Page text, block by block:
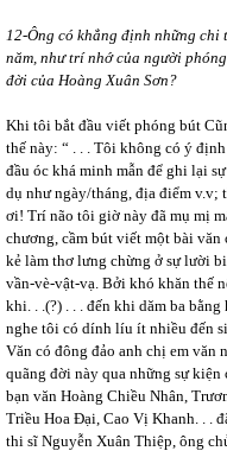
12-Ông có khẳng định những chi
năm, như trí nhớ của người
đời của Hoàng Xuân Sơn?
Khi tôi bắt đầu viết phóng bút
thế này: “ . . . Tôi không có ý
đầu óc khá minh mẫn để ghi lại
dụ như ngày/tháng, địa điểm v.v;
ơi! Trí não tôi giờ này đã mụ mị
chương, cầm bút viết một bài
kẻ làm thơ lưng chừng ở sự lười
vần-vè-vật-vạ. Bởi khó khăn thế
khi. . .(?) . . . đến khi dăm ba
nghe tôi có dính líu ít nhiều đến
Văn có đông đảo anh chị em văn
quãng đời này qua những sự
bạn văn Hoàng Chiều Nhân,
Triều Hoa Đại, Cao Vị Khanh. . .
thi sĩ Nguyễn Xuân Thiệp, ông